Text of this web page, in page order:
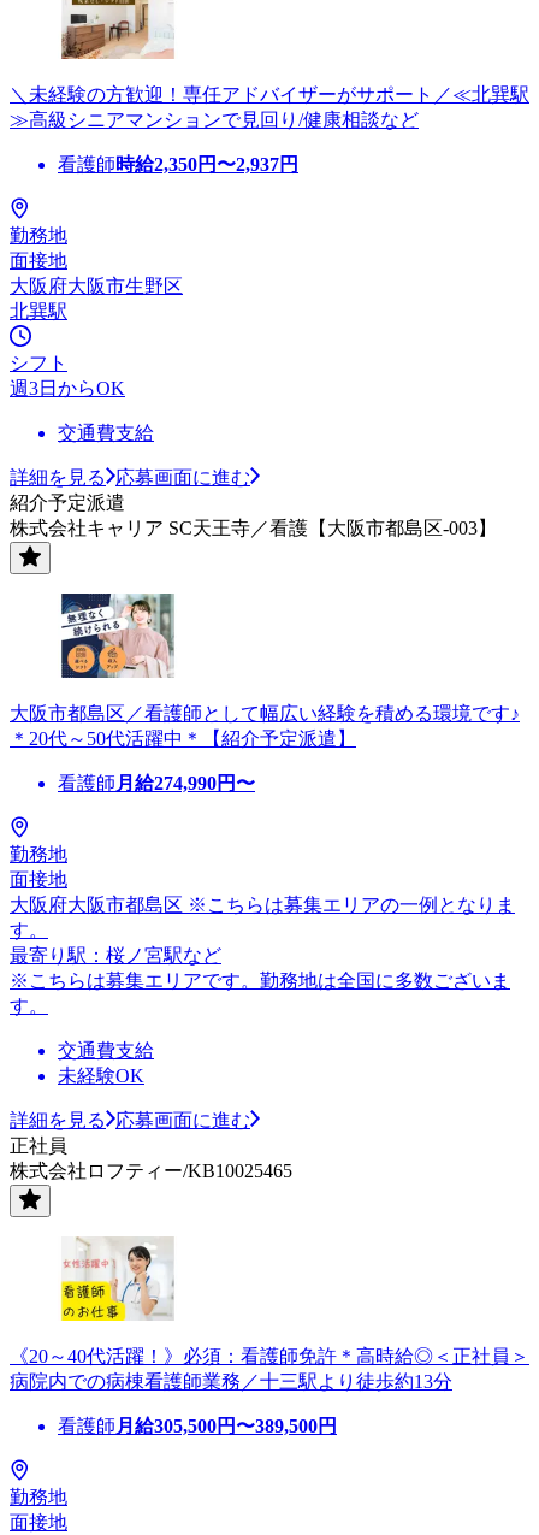
＼未経験の方歓迎！専任アドバイザーがサポート／≪北巽駅
≫高級シニアマンションで見回り/健康相談など
看護師時給2,350円〜2,937円
勤務地
面接地
大阪府大阪市生野区
北巽駅
シフト
週3日からOK
交通費支給
詳細を見る
応募画面に進む
紹介予定派遣
株式会社キャリア SC天王寺／看護【大阪市都島区-003】
大阪市都島区／看護師として幅広い経験を積める環境です♪
＊20代～50代活躍中＊【紹介予定派遣】
看護師 月給274,990円〜
勤務地
面接地
大阪府大阪市都島区 ※こちらは募集エリアの一例となりま
す。
最寄り駅：桜ノ宮駅など
※こちらは募集エリアです。勤務地は全国に多数ございま
す。
交通費支給
未経験OK
詳細を見る
応募画面に進む
正社員
株式会社ロフティー/KB10025465
《20～40代活躍！》必須：看護師免許＊高時給◎＜正社員＞
病院内での病棟看護師業務／十三駅より徒歩約13分
看護師 月給305,500円〜389,500円
勤務地
面接地